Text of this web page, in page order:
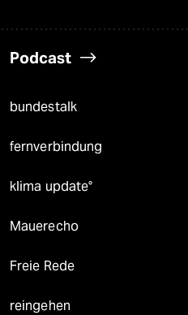
Podcast
bundestalk
fernverbindung
klima update°
Mauerecho
Freie Rede
reingehen